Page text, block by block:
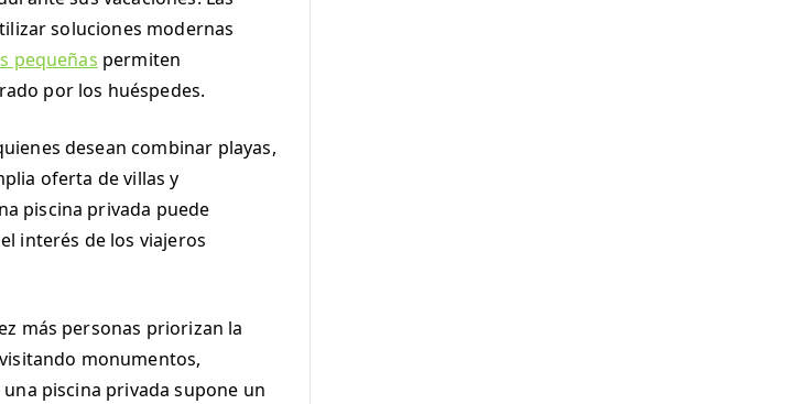
soluciones modernas
pequeñas permiten
por los huéspedes.
desean combinar playas,
oferta de villas y
piscina privada puede
interés de los viajeros
más personas priorizan la
monumentos,
piscina privada supone un